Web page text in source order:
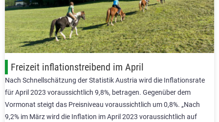
Freizeit inflationstreibend im April
Nach Schnellschätzung der Statistik Austria wird die Inflationsrate
für April 2023 voraussichtlich 9,8%, betragen. Gegenüber dem
Vormonat steigt das Preisniveau voraussichtlich um 0,8%. „Nach
9,2% im März wird die Inflation im April 2023 voraussichtlich auf